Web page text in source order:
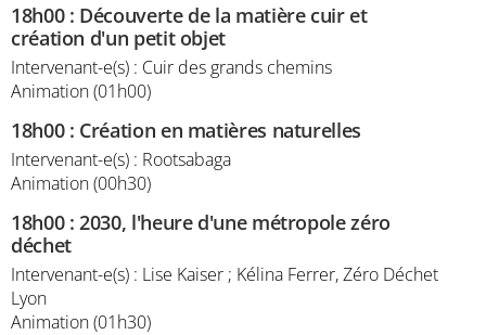
18h00: Découverte de la matière cuir et
création d'un petit objet
Intervenant-e(s) : Cuir des grands chemins
Animation (01h00)
18h00: Création en matières naturelles
Intervenant-e(s) : Rootsabaga
Animation (00h30)
18h00:2030, l'heure d'une métropole zéro
déchet
Intervenant-e(s) : Lise Kaiser ; Kélina Ferrer, Zéro Déchet
Lyon
Animation (01h30)